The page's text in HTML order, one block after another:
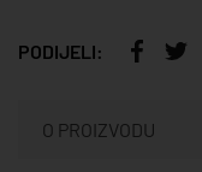
PODIJELI:
O PROIZVODU